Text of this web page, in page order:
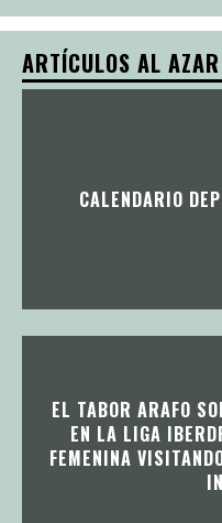
ARTÍCULOS AL AZAR
CALENDARIO
EL TABOR ARAFO
EN LA LIGA
FEMENINA